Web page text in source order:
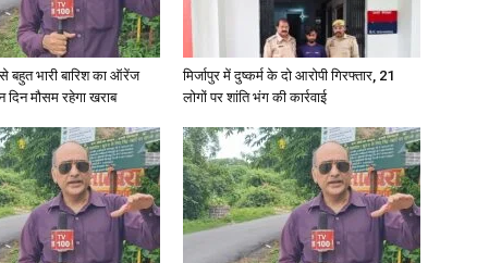
Hindi,
Today
से बहुत भारी बारिश का ऑरेंज
दिन मौसम रहेगा खराब
मिर्जापुर में दुष्कर्म के दो आरोपी गिरफ्तार, 21
लोगों पर शांति भंग की कार्रवाई